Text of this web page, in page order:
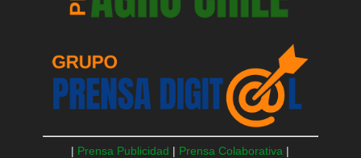
| Prensa Publicidad | Prensa Colaborativa |